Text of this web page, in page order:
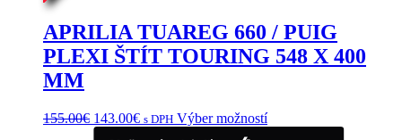
APRILIA TUAREG 660 / PUIG
PLEXI ŠTÍT TOURING 548 X 400
MM
155.00€ Pôvodná
cena
143.00€Aktuálna
s DPH Výber možnostíTento